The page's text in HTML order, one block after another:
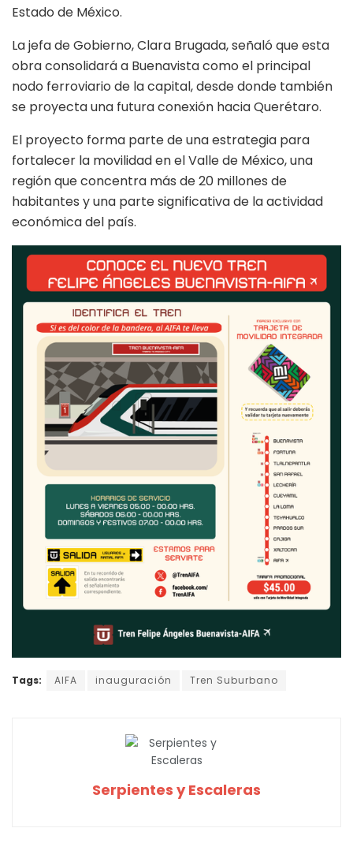
Estado de México.
La jefa de Gobierno, Clara Brugada, señaló que esta
obra consolidará a Buenavista como el principal
nodo ferroviario de la capital, desde donde también
se proyecta una futura conexión hacia Querétaro.
El proyecto forma parte de una estrategia para
fortalecer la movilidad en el Valle de México, una
región que concentra más de 20 millones de
habitantes y una parte significativa de la actividad
económica del país.
Tags: AIFA inauguración Tren Suburbano
Serpientes y Escaleras